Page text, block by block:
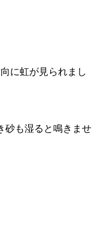
に虹が見られまし
砂も湿ると鳴きませ